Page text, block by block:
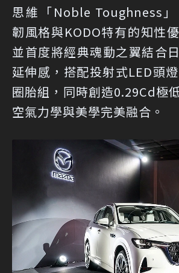
思維「Noble Toughness
韌風格與KODO特有的知性
並首度將經典魂動之翼結合
延伸感，搭配投射式LED頭
圈胎組，同時創造0.29Cd極
空氣力學與美學完美融合。